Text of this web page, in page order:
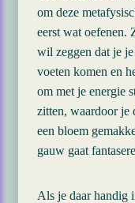
om deze
eerst wat oefenen.
wil zeggen dat je
voeten komen en
om met je energie
zitten, waardoor je
een bloem
gauw gaat
Als je daar handig